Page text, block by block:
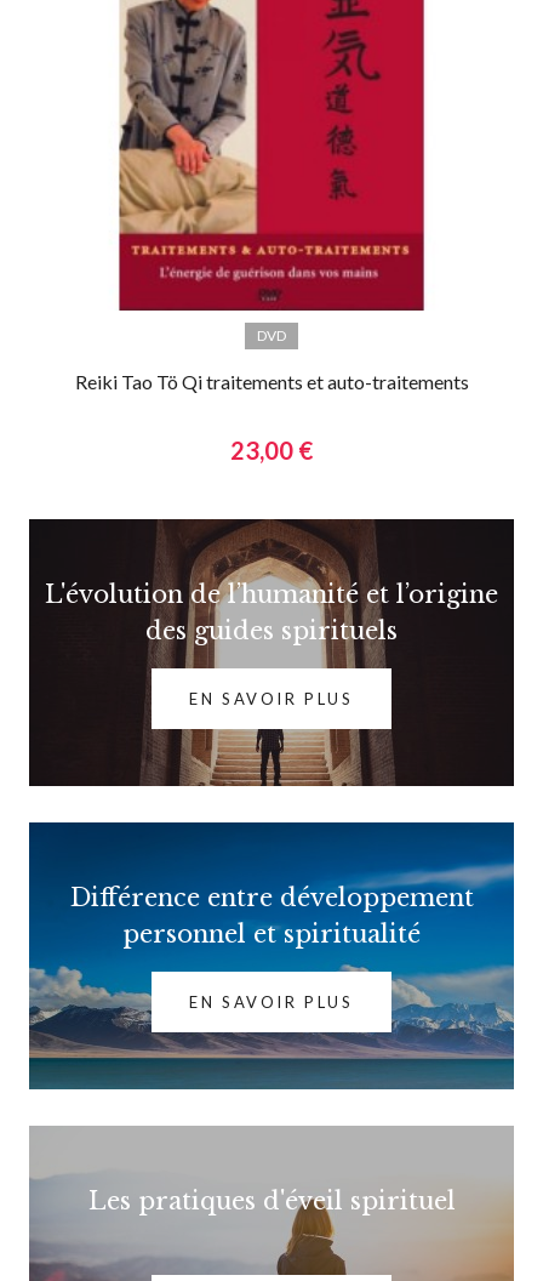
DVD
Reiki Tao Tö Qi traitements et auto-traitements
23,00 €
L'évolution de l’humanité et l’origine
des guides spirituels
EN SAVOIR PLUS
Différence entre développement
personnel et spiritualité
EN SAVOIR PLUS
Les pratiques d'éveil spirituel